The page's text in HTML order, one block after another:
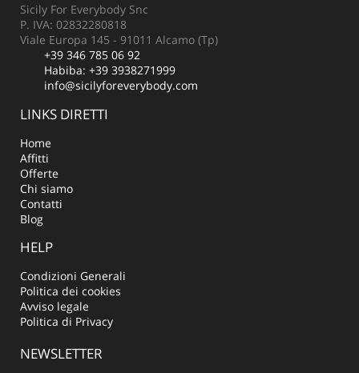
Sicily For Everybody Snc
P. IVA: 02832280818
Viale Europa 145 - 91011 Alcamo (Tp)
+39 346 785 06 92
Habiba: +39 3938271999
info@sicilyforeverybody.com
LINKS DIRETTI
Home
Affitti
Offerte
Chi siamo
Contatti
Blog
HELP
Condizioni Generali
Politica dei cookies
Avviso legale
Politica di Privacy
NEWSLETTER